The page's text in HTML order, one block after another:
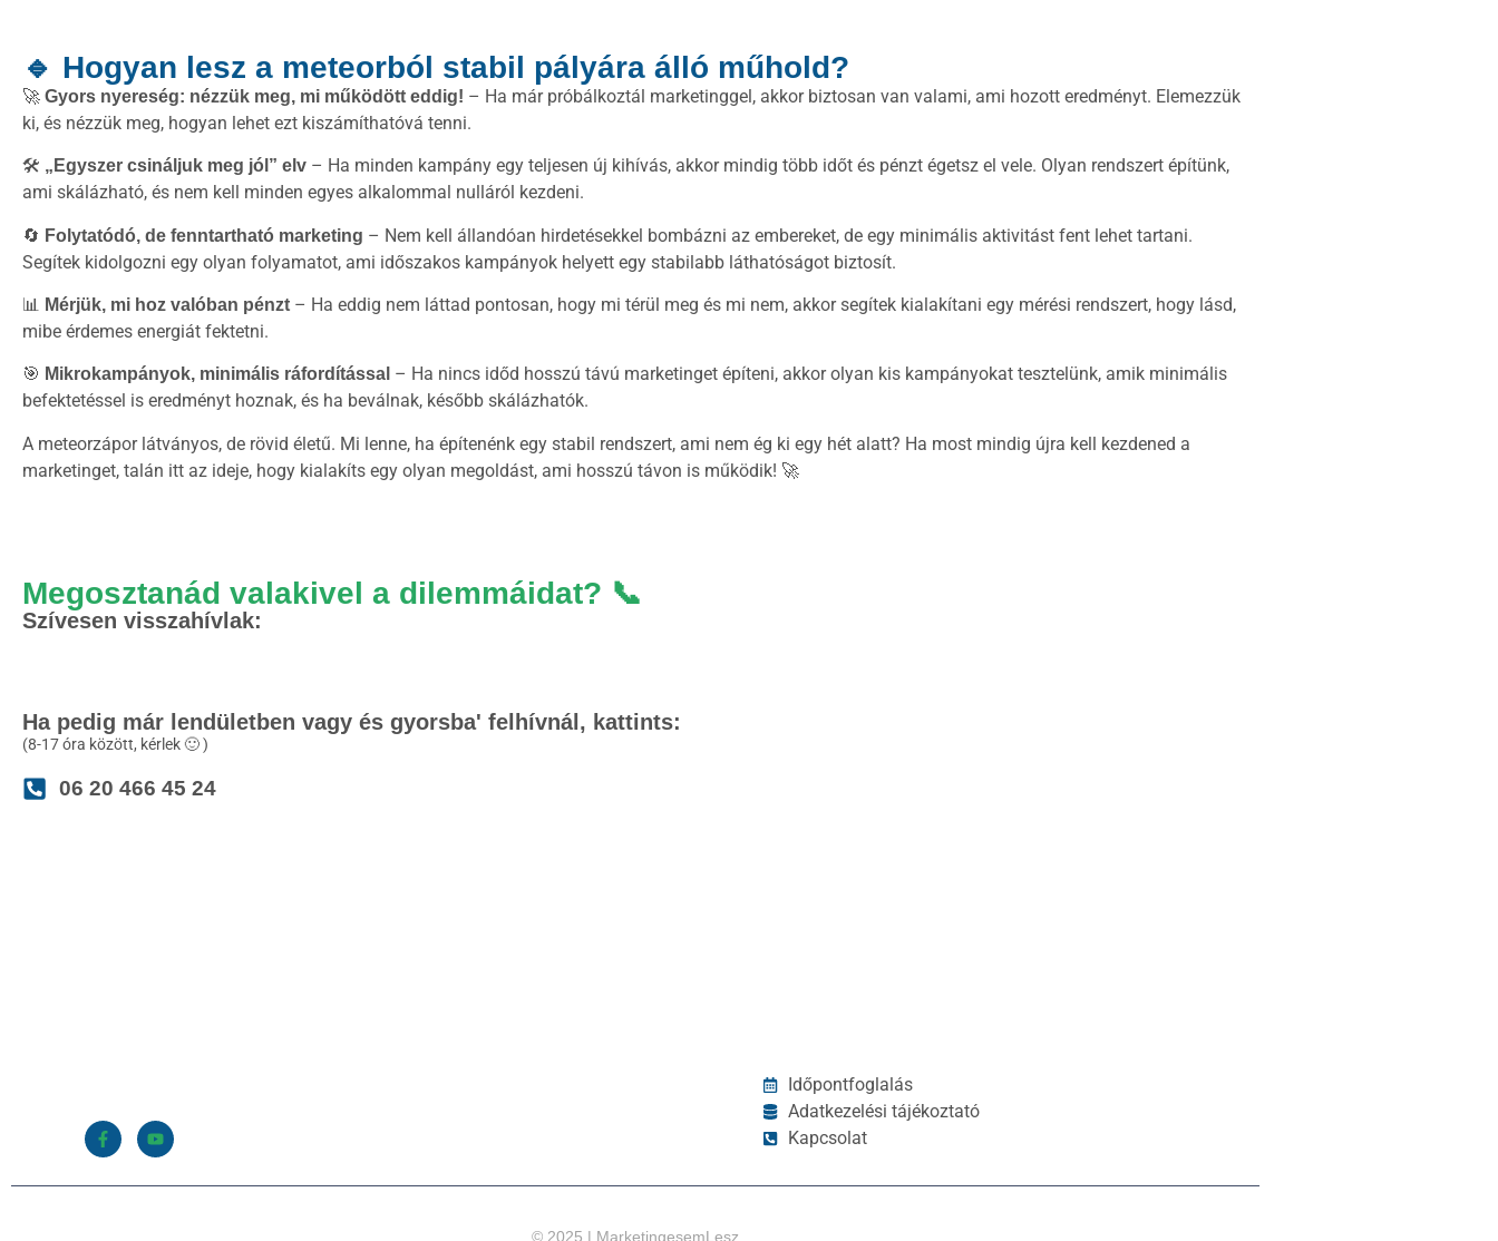
🔹 Hogyan lesz a meteorból stabil pályára álló műhold?
🚀 Gyors nyereség: nézzük meg, mi működött eddig! – Ha már próbálkoztál marketinggel, akkor biztosan van valami, ami hozott eredményt. Elemezzük
ki, és nézzük meg, hogyan lehet ezt kiszámíthatóvá tenni.
🛠 „Egyszer csináljuk meg jól” elv – Ha minden kampány egy teljesen új kihívás, akkor mindig több időt és pénzt égetsz el vele. Olyan rendszert építünk,
ami skálázható, és nem kell minden egyes alkalommal nulláról kezdeni.
🔄 Folytatódó, de fenntartható marketing – Nem kell állandóan hirdetésekkel bombázni az embereket, de egy minimális aktivitást fent lehet tartani.
Segítek kidolgozni egy olyan folyamatot, ami időszakos kampányok helyett egy stabilabb láthatóságot biztosít.
📊 Mérjük, mi hoz valóban pénzt – Ha eddig nem láttad pontosan, hogy mi térül meg és mi nem, akkor segítek kialakítani egy mérési rendszert, hogy lásd,
mibe érdemes energiát fektetni.
🎯 Mikrokampányok, minimális ráfordítással – Ha nincs időd hosszú távú marketinget építeni, akkor olyan kis kampányokat tesztelünk, amik minimális
befektetéssel is eredményt hoznak, és ha beválnak, később skálázhatók.
A meteorzápor látványos, de rövid életű. Mi lenne, ha építenénk egy stabil rendszert, ami nem ég ki egy hét alatt? Ha most mindig újra kell kezdened a
marketinget, talán itt az ideje, hogy kialakíts egy olyan megoldást, ami hosszú távon is működik! 🚀
Megosztanád valakivel a dilemmáidat? 📞
Szívesen visszahívlak:
Ha pedig már lendületben vagy és gyorsba' felhívnál, kattints:
(8-17 óra között, kérlek 🙂 )
06 20 466 45 24
Időpontfoglalás
Adatkezelési tájékoztató
Kapcsolat
© 2025 | MarketingesemLesz